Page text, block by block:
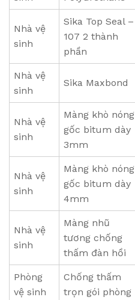
Nhà vệ
sinh
Sika Top Seal –
107 2 thành
phần
Nhà vệ
sinh
Sika Maxbond
Nhà vệ
sinh
Màng khò nóng
gốc bitum dày
3mm
Nhà vệ
sinh
Màng khò nóng
gốc bitum dày
4mm
Nhà vệ
sinh
Màng nhũ
tương chống
thấm đàn hồi
Phòng
vệ sinh
Chống thấm
trọn gói phòng